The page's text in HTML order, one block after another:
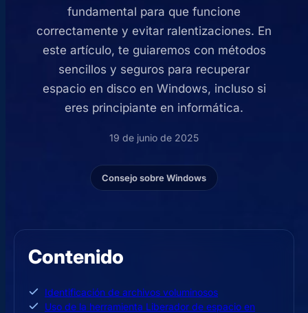
fundamental para que funcione
correctamente y evitar ralentizaciones. En
este artículo, te guiaremos con métodos
sencillos y seguros para recuperar
espacio en disco en Windows, incluso si
eres principiante en informática.
19 de junio de 2025
Consejo sobre Windows
Contenido
Identificación de archivos voluminosos
Uso de la herramienta Liberador de espacio en